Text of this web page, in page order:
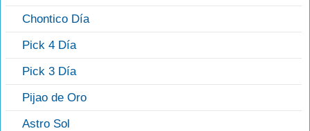
Chontico Día
Pick 4 Día
Pick 3 Día
Pijao de Oro
Astro Sol